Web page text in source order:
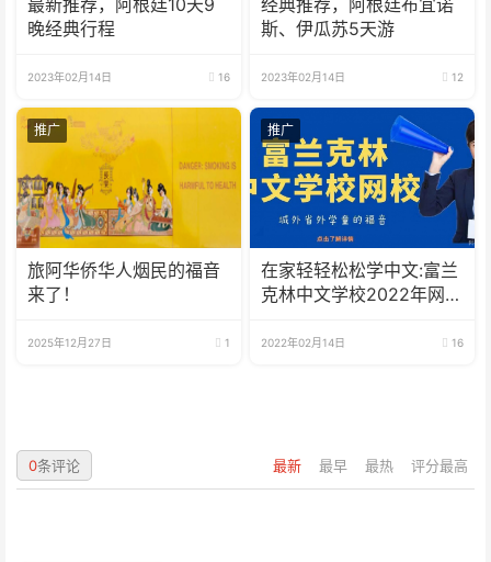
最新推荐，阿根廷10天9
晚经典行程
2023年02月14日 16
经典推荐，阿根廷布宜诺
斯、伊瓜苏5天游
2023年02月14日 12
推广
旅阿华侨华人烟民的福音
来了！
2025年12月27日 1
推广
在家轻轻松松学中文:富兰
克林中文学校2022年网校
2022年02月14日 16
最新 最早 最热 评分最高
0条评论